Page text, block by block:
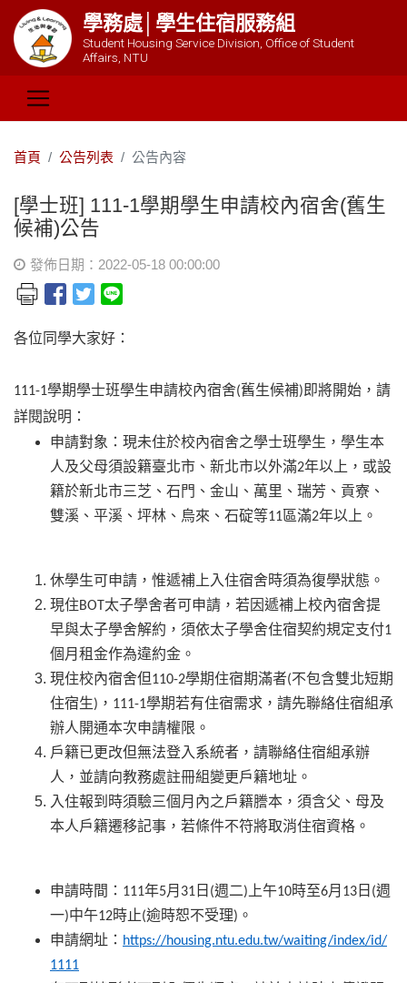
學務處│學生住宿服務組
Student Housing Service Division, Office of Student
Affairs, NTU
首頁 公告列表 公告內容
[學士班] 111-1學期學生申請校內宿舍(舊生
候補)公告
發佈日期：2022-05-18 00:00:00
各位同學大家好：
111-1學期學士班學生申請校內宿舍(舊生候補) 即將開始，請
詳閱說明：
申請對象：現未住於校內宿舍之學士班學生，學生本
人及父母須設籍臺北市、新北市以外滿2年以上，或設
籍於新北市三芝、石門、金山、萬里、瑞芳、貢寮、
雙溪、平溪、坪林、烏來、石碇等11區滿2年以上。
休學生可申請，惟遞補上入住宿舍時須為復學狀態。
現住BOT 太子學舍者可申請，若因遞補上校內宿舍提
早與太子學舍解約，須依太子學舍住宿契約規定支付1
個月租金作為違約金。
現住校內宿舍但110-2學期住宿期滿者(不包含雙北短期
住宿生) ， 111-1學期若有住宿需求，請先聯絡住宿組承
辦人開通本次申請權限。
戶籍已更改但無法登入系統者，請聯絡住宿組承辦
人，並請向教務處註冊組變更戶籍地址。
入住報到時須驗三個月內之戶籍謄本，須含父、母及
本人戶籍遷移記事，若條件不符將取消住宿資格。
申請時間： 111年5月 31 日 (週二) 上午10時至6月 13 日 (週
一)中午12時止(逾時恕不受理) 。
申請網址： https://housing.ntu.edu.tw/waiting/index/id/
1111